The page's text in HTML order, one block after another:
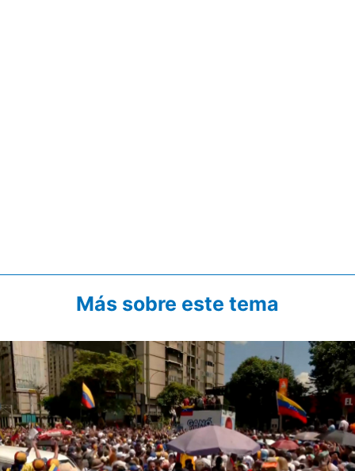
Más sobre este tema